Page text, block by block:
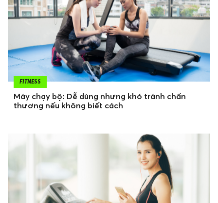
FITNESS
Máy chạy bộ: Dễ dùng nhưng khó tránh chấn
thương nếu không biết cách